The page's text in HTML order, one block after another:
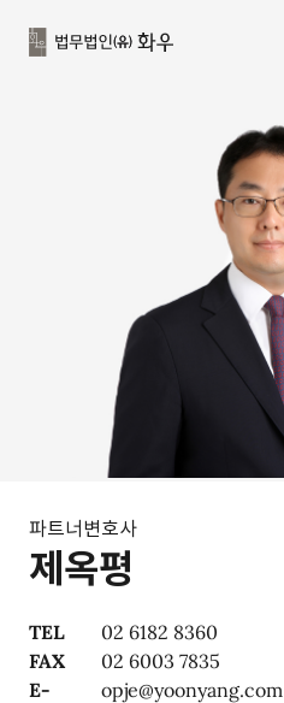
제옥평
파트너변호사
TEL
02 6182 8360
FAX
02 6003 7835
E-
opje@yoonyang.com